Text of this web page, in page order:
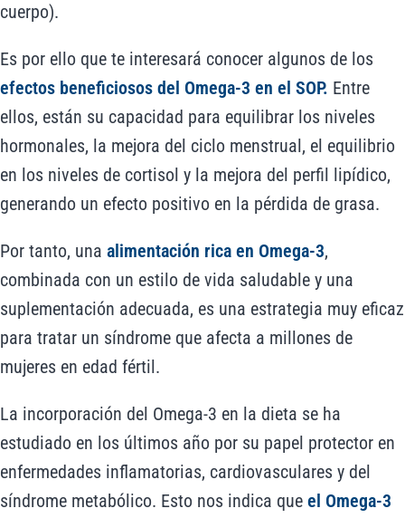
cuerpo).
Es por ello que te interesará conocer algunos de los
efectos beneficiosos del Omega-3 en el SOP. Entre
ellos, están su capacidad para equilibrar los niveles
hormonales, la mejora del ciclo menstrual, el equilibrio
en los niveles de cortisol y la mejora del perfil lipídico,
generando un efecto positivo en la pérdida de grasa.
Por tanto, una alimentación rica en Omega-3,
combinada con un estilo de vida saludable y una
suplementación adecuada, es una estrategia muy eficaz
para tratar un síndrome que afecta a millones de
mujeres en edad fértil.
La incorporación del Omega-3 en la dieta se ha
estudiado en los últimos año por su papel protector en
enfermedades inflamatorias, cardiovasculares y del
síndrome metabólico. Esto nos indica que el Omega-3